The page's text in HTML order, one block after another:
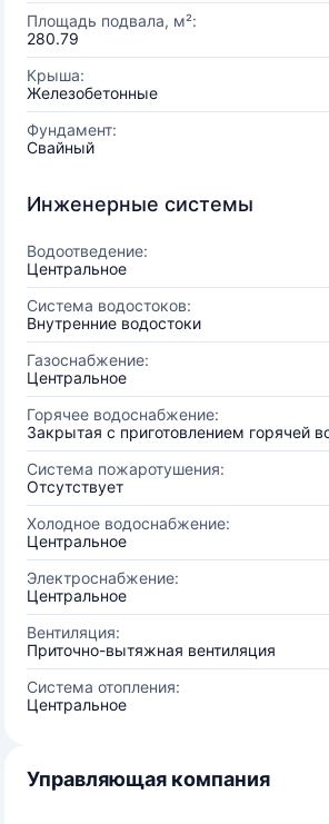
Площадь подвала, м²:
280.79
Крыша:
Железобетонные
Фундамент:
Свайный
Инженерные системы
Водоотведение:
Центральное
Система водостоков:
Внутренние водостоки
Газоснабжение:
Центральное
Горячее водоснабжение:
Закрытая с приготовлением горячей
Система пожаротушения:
Отсутствует
Холодное водоснабжение:
Центральное
Электроснабжение:
Центральное
Вентиляция:
Приточно-вытяжная вентиляция
Система отопления:
Центральное
Управляющая компания